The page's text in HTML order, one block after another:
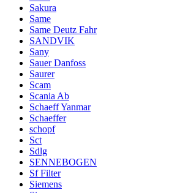
Sakura
Same
Same Deutz Fahr
SANDVIK
Sany
Sauer Danfoss
Saurer
Scam
Scania Ab
Schaeff Yanmar
Schaeffer
schopf
Sct
Sdlg
SENNEBOGEN
Sf Filter
Siemens